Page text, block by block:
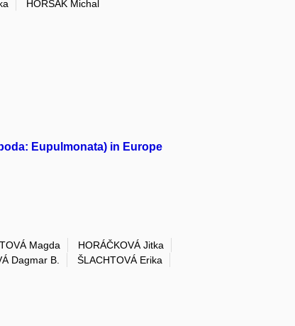
HORSÁK Michal
Eupulmonata) in Europe
Magda
HORÁČKOVÁ Jitka
Dagmar B.
ŠLACHTOVÁ Erika